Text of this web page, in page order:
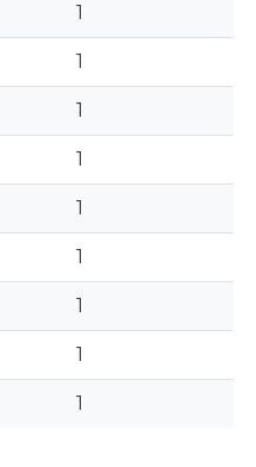
1
1
1
1
1
1
1
1
1